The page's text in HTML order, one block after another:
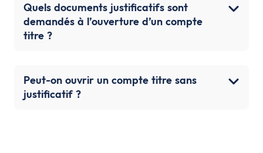
Quels documents justificatifs sont
demandés à l’ouverture d’un compte
titre ?
Peut-on ouvrir un compte titre sans
justificatif ?